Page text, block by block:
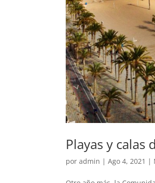
Playas y
poradmin |Ago 4, 2021 |